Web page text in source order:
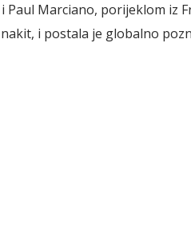
Paul Marciano, porijeklom iz
i postala je globalno